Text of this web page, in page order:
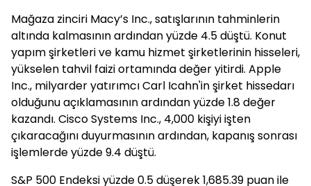
Mağaza zinciri Macy’s Inc., satışlarının tahminlerin
altında kalmasının ardından yüzde 4.5 düştü. Konut
yapım şirketleri ve kamu hizmet şirketlerinin hisseleri,
yükselen tahvil faizi ortamında değer yitirdi. Apple
Inc., milyarder yatırımcı Carl Icahn'in şirket hissedarı
olduğunu açıklamasının ardından yüzde 1.8 değer
kazandı. Cisco Systems Inc., 4,000 kişiyi işten
çıkaracağını duyurmasının ardından, kapanış sonrası
işlemlerde yüzde 9.4 düştü.
S&P 500 Endeksi yüzde 0.5 düşerek 1,685.39 puan ile